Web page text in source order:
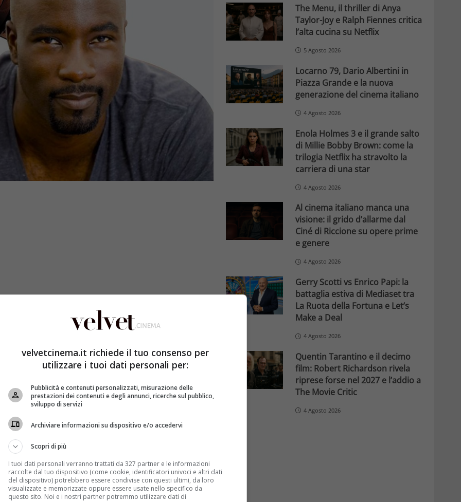
sarà disponibile su Netflix dal 30 settembre.
panni del protagonista.
Cage
Aliche interpreteràCornell “Cottonmouth”
Missick nel ruolo di Misty Knight, Theo Rossi in
e Rosario Dawson, che torna nelle vesti di Claire
The Menu, il thriller di Anya
Taylor-Joy e Ralph Fiennes critica
l’alta cucina su Netflix
5 Agosto 2026
Locarno 79, Dario Albertini in
Piazza Grande e la nuova
generazione del cinema italiano
4 Agosto 2026
Enola Holmes 3 e il grande salto
di Millie Bobby Brown: come la
trilogia Netflix ha stravolto la
carriera di una star
4 Agosto 2026
Al cinema italiano manca una
visione: il grido d’allarme dal
Ciné di Riccione su opere prime
e genere
4 Agosto 2026
Gerry Scotti vs Enrico Papi: la
battaglia estiva di Mediaset tra
La Ruota della Fortuna e Let’s
Make a Deal
4 Agosto 2026
Quentin Tarantino e il decimo
film: Robert Richardson rivela
riprese forse nel 2027 e l’addio a
The Movie Critic
4 Agosto 2026
velvetcinema.it richiede il tuo consenso per
utilizzare i tuoi dati personali per:
Pubblicità e contenuti personalizzati, misurazione delle
prestazioni dei contenuti e degli annunci, ricerche sul pubblico,
sviluppo di servizi
Archiviare informazioni su dispositivo e/o accedervi
Scopri di più
I tuoi dati personali verranno trattati da 327 partner e le informazioni
raccolte dal tuo dispositivo (come cookie, identificatori univoci e altri dati
del dispositivo) potrebbero essere condivise con questi ultimi, da loro
visualizzate e memorizzate oppure essere usate nello specifico da
questo sito. Noi e i nostri partner potremmo utilizzare dati di